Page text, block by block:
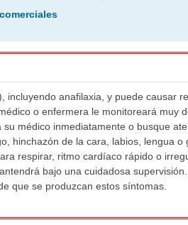
incluyendo anafilaxia, y puede causar
o enfermera le monitoreará muy
médico inmediatamente o busque
hinchazón de la cara, labios, lengua o
respirar, ritmo cardíaco rápido o
bajo una cuidadosa
que se produzcan estos síntomas.